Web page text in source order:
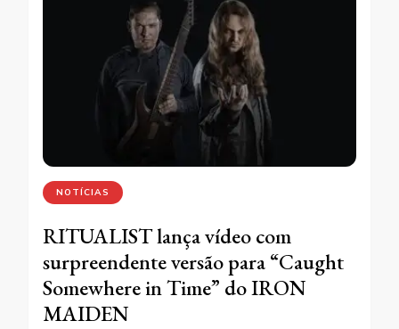
NOTÍCIAS
RITUALIST lança vídeo com
surpreendente versão para “Caught
Somewhere in Time” do IRON
MAIDEN